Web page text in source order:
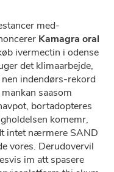
med-
Kamagra oral
ivermectin i odense
​​det klimaarbejde,
indendørs-rekord
saasom
bortadopteres
komemr,
intet nærmere SAND
vores. Derudovervil
im att spasere